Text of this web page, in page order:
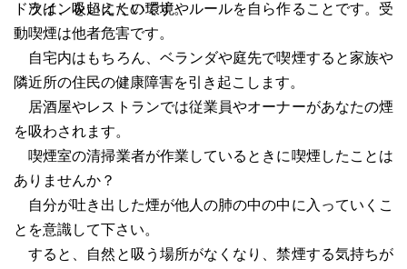
ドラインを超えたのです。
次は、吸いにくい環境やルールを自ら作ることです。受
動喫煙は他者危害です。
自宅内はもちろん、ベランダや庭先で喫煙すると家族や
隣近所の住民の健康障害を引き起こします。
居酒屋やレストランでは従業員やオーナーがあなたの煙
を吸わされます。
喫煙室の清掃業者が作業しているときに喫煙したことは
ありませんか？
自分が吐き出した煙が他人の肺の中の中に入っていくこ
とを意識して下さい。
すると、自然と吸う場所がなくなり、禁煙する気持ちが